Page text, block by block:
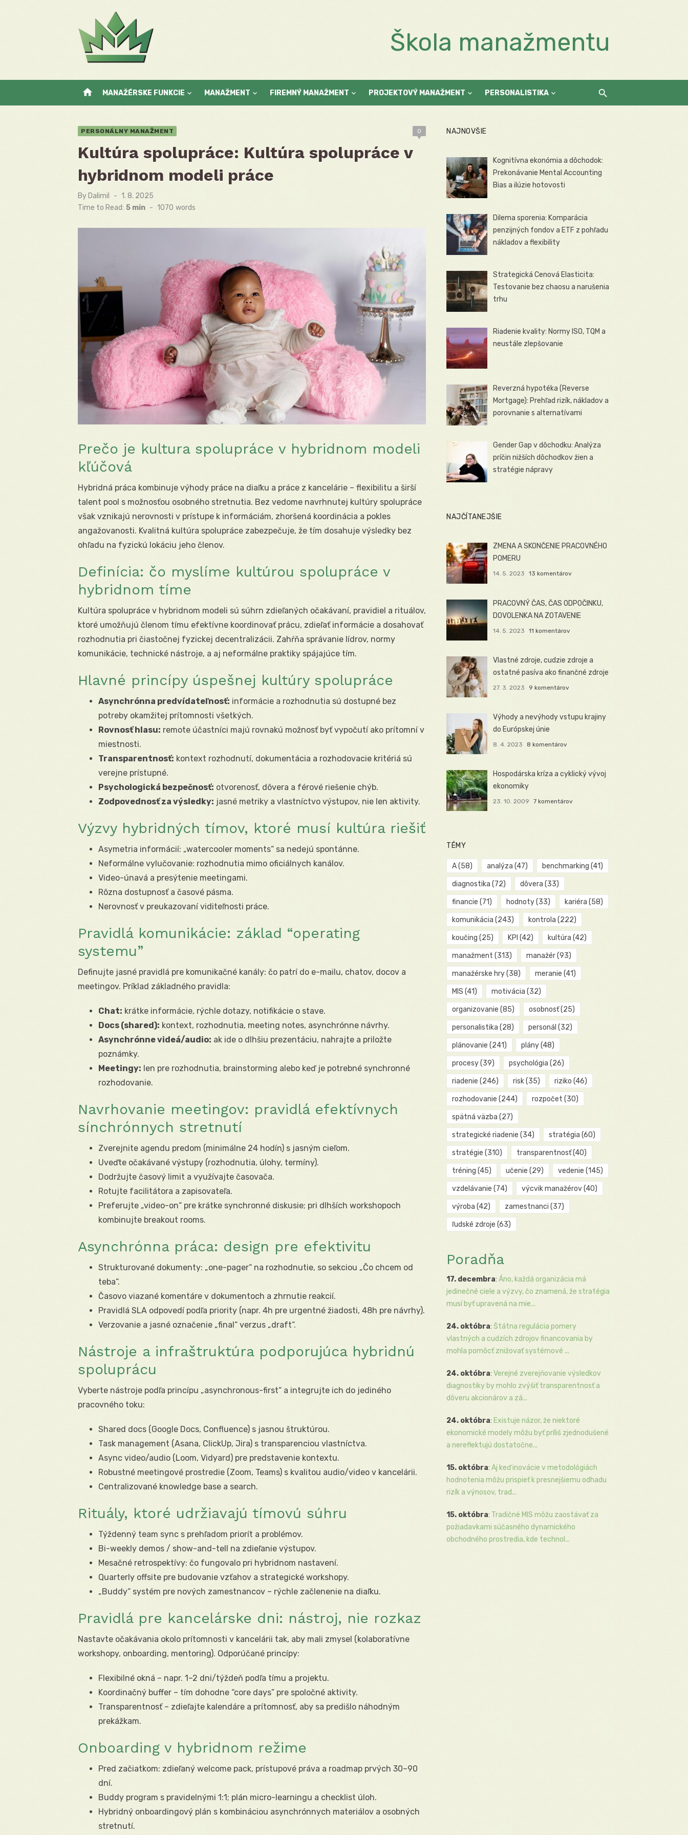
Škola manažmentu
home MANAŽÉRSKE FUNKCIE MANAŽMENT FIREMNÝ MANAŽMENT PROJEKTOVÝ MANAŽMENT PERSONALISTIKA
PERSONÁLNY MANAŽMENT 0
Kultúra spolupráce: Kultúra spolupráce v
hybridnom modeli práce
By Dalimil
Posted
on
1. 8. 2025
Time to Read: 5 min - 1070 words
Prečo je kultura spolupráce v hybridnom modeli
kľúčová
Hybridná práca kombinuje výhody práce na diaľku a práce z kancelárie – flexibilitu a širší
talent pool s možnosťou osobného stretnutia. Bez vedome navrhnutej kultúry spolupráce
však vznikajú nerovnosti v prístupe k informáciám, zhoršená koordinácia a pokles
angažovanosti. Kvalitná kultúra spolupráce zabezpečuje, že tím dosahuje výsledky bez
ohľadu na fyzickú lokáciu jeho členov.
Definícia: čo myslíme kultúrou spolupráce v
hybridnom tíme
Kultúra spolupráce v hybridnom modeli sú súhrn zdieľaných očakávaní, pravidiel a rituálov,
ktoré umožňujú členom tímu efektívne koordinovať prácu, zdieľať informácie a dosahovať
rozhodnutia pri čiastočnej fyzickej decentralizácii. Zahŕňa správanie lídrov, normy
komunikácie, technické nástroje, a aj neformálne praktiky spájajúce tím.
Hlavné princípy úspešnej kultúry spolupráce
Asynchrónna predvídateľnosť: informácie a rozhodnutia sú dostupné bez
potreby okamžitej prítomnosti všetkých.
Rovnosť hlasu: remote účastníci majú rovnakú možnosť byť vypočutí ako prítomní v
miestnosti.
Transparentnosť: kontext rozhodnutí, dokumentácia a rozhodovacie kritériá sú
verejne prístupné.
Psychologická bezpečnosť: otvorenosť, dôvera a férové riešenie chýb.
Zodpovednosť za výsledky: jasné metriky a vlastníctvo výstupov, nie len aktivity.
Výzvy hybridných tímov, ktoré musí kultúra riešiť
Asymetria informácií: „watercooler moments“ sa nedejú spontánne.
Neformálne vylučovanie: rozhodnutia mimo oficiálnych kanálov.
Video-únavá a presýtenie meetingami.
Rôzna dostupnosť a časové pásma.
Nerovnosť v preukazovaní viditeľnosti práce.
Pravidlá komunikácie: základ “operating
systemu”
Definujte jasné pravidlá pre komunikačné kanály: čo patrí do e-mailu, chatov, docov a
meetingov. Príklad základného pravidla:
Chat: krátke informácie, rýchle dotazy, notifikácie o stave.
Docs (shared): kontext, rozhodnutia, meeting notes, asynchrónne návrhy.
Asynchrónne videá/audio: ak ide o dlhšiu prezentáciu, nahrajte a priložte
poznámky.
Meetingy: len pre rozhodnutia, brainstorming alebo keď je potrebné synchronné
rozhodovanie.
Navrhovanie meetingov: pravidlá efektívnych
sínchrónnych stretnutí
Zverejnite agendu predom (minimálne 24 hodín) s jasným cieľom.
Uveďte očakávané výstupy (rozhodnutia, úlohy, termíny).
Dodržujte časový limit a využívajte časovača.
Rotujte facilitátora a zapisovateľa.
Preferujte „video-on“ pre krátke synchronné diskusie; pri dlhších workshopoch
kombinujte breakout rooms.
Asynchrónna práca: design pre efektivitu
Strukturované dokumenty: „one-pager“ na rozhodnutie, so sekciou „Čo chcem od
teba“.
Časovo viazané komentáre v dokumentoch a zhrnutie reakcií.
Pravidlá SLA odpovedí podľa priority (napr. 4h pre urgentné žiadosti, 48h pre návrhy).
Verzovanie a jasné označenie „final“ verzus „draft“.
Nástroje a infraštruktúra podporujúca hybridnú
spoluprácu
Vyberte nástroje podľa princípu „asynchronous-first“ a integrujte ich do jediného
pracovného toku:
Shared docs (Google Docs, Confluence) s jasnou štruktúrou.
Task management (Asana, ClickUp, Jira) s transparenciou vlastníctva.
Async video/audio (Loom, Vidyard) pre predstavenie kontextu.
Robustné meetingové prostredie (Zoom, Teams) s kvalitou audio/video v kancelárii.
Centralizované knowledge base a search.
Rituály, ktoré udržiavajú tímovú súhru
Týždenný team sync s prehľadom priorít a problémov.
Bi-weekly demos / show-and-tell na zdieľanie výstupov.
Mesačné retrospektívy: čo fungovalo pri hybridnom nastavení.
Quarterly offsite pre budovanie vzťahov a strategické workshopy.
„Buddy“ systém pre nových zamestnancov – rýchle začlenenie na diaľku.
Pravidlá pre kancelárske dni: nástroj, nie rozkaz
Nastavte očakávania okolo prítomnosti v kancelárii tak, aby mali zmysel (kolaboratívne
workshopy, onboarding, mentoring). Odporúčané princípy:
Flexibilné okná – napr. 1–2 dni/týždeň podľa tímu a projektu.
Koordinačný buffer – tím dohodne “core days” pre spoločné aktivity.
Transparentnosť – zdieľajte kalendáre a prítomnosť, aby sa predišlo náhodným
prekážkam.
Onboarding v hybridnom režime
Pred začiatkom: zdieľaný welcome pack, prístupové práva a roadmap prvých 30–90
dní.
Buddy program s pravidelnými 1:1; plán micro-learningu a checklist úloh.
Hybridný onboardingový plán s kombináciou asynchrónnych materiálov a osobných
stretnutí.
NAJNOVŠIE
Kognitívna ekonómia a dôchodok:
Prekonávanie Mental Accounting
Bias a ilúzie hotovosti
Dilema sporenia: Komparácia
penzijných fondov a ETF z pohľadu
nákladov a flexibility
Strategická Cenová Elasticita:
Testovanie bez chaosu a narušenia
trhu
Riadenie kvality: Normy ISO, TQM a
neustále zlepšovanie
Reverzná hypotéka (Reverse
Mortgage): Prehľad rizík, nákladov a
porovnanie s alternatívami
Gender Gap v dôchodku: Analýza
príčin nižších dôchodkov žien a
stratégie nápravy
NAJČÍTANEJŠIE
ZMENA A SKONČENIE PRACOVNÉHO
POMERU
14. 5. 2023 13 komentárov
PRACOVNÝ ČAS, ČAS ODPOČINKU,
DOVOLENKA NA ZOTAVENIE
14. 5. 2023 11 komentárov
Vlastné zdroje, cudzie zdroje a
ostatné pasíva ako finančné zdroje
27. 3. 2023 9 komentárov
Výhody a nevýhody vstupu krajiny
do Európskej únie
8. 4. 2023 8 komentárov
Hospodárska kríza a cyklický vývoj
ekonomiky
23. 10. 2009 7 komentárov
TÉMY
A(58) analýza (47) benchmarking (41)
diagnostika (72) dôvera (33)
financie (71) hodnoty(33) kariéra (58)
komunikácia (243) kontrola (222)
koučing (25) KPI (42) kultúra (42)
manažment (313) manažér(93)
manažérske hry(38) meranie (41)
MIS (41) motivácia (32)
organizovanie (85) osobnosť(25)
personalistika (28) personál (32)
plánovanie (241) plány(48)
procesy(39) psychológia (26)
riadenie (246) risk(35) riziko (46)
rozhodovanie (244) rozpočet (30)
spätná väzba (27)
strategické riadenie (34) stratégia (60)
stratégie (310) transparentnosť(40)
tréning (45) učenie (29) vedenie (145)
vzdelávanie (74) výcvik manažérov(40)
výroba (42) zamestnanci (37)
ľudské zdroje (63)
Poradňa
17. decembra: Áno, každá organizácia má
jedinečné ciele a výzvy, čo znamená, že stratégia
musí byť upravená na mie...
24. októbra: Štátna regulácia pomery
vlastných a cudzích zdrojov financovania by
mohla pomôcť znižovať systémové ...
24. októbra: Verejné zverejňovanie výsledkov
diagnostiky by mohlo zvýšiť transparentnosť a
dôveru akcionárov a zá...
24. októbra: Existuje názor, že niektoré
ekonomické modely môžu byť príliš zjednodušené
a nereflektujú dostatočne...
15. októbra: Aj keď inovácie v metodológiách
hodnotenia môžu prispieť k presnejšiemu odhadu
rizík a výnosov, trad...
15. októbra: Tradičné MIS môžu zaostávať za
požiadavkami súčasného dynamického
obchodného prostredia, kde technol...